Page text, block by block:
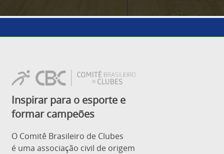
Inspirar para o esporte e
formar campeões
O Comitê Brasileiro de Clubes
é uma associação civil de origem